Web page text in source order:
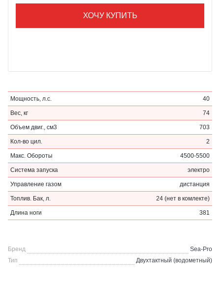
ХОЧУ КУПИТЬ
Мощность, л.с. 40
Вес, кг 74
Объем двиг., см3 703
Кол-во цил. 2
Макс. Обороты 4500-5500
Система запуска электро
Управление газом дистанция
Топлив. Бак, л. 24 (нет в комлекте)
Длина ноги 381
Бренд
Sea-Pro
Тип
Двухтактный (водометный)